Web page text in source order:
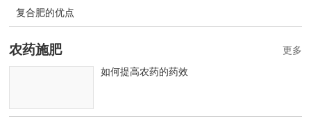
复合肥的优点
农药施肥
如何提高农药的药效
更多